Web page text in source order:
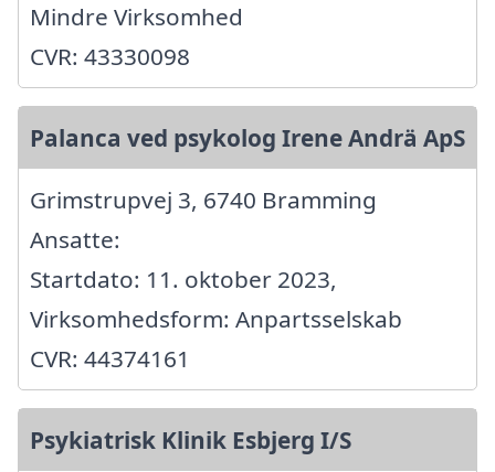
Mindre Virksomhed
CVR: 43330098
Palanca ved psykolog Irene Andrä ApS
Grimstrupvej 3, 6740 Bramming
Ansatte:
Startdato: 11. oktober 2023,
Virksomhedsform: Anpartsselskab
CVR: 44374161
Psykiatrisk Klinik Esbjerg I/S